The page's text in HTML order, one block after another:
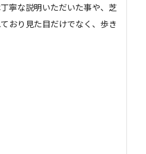
寧な説明いただいた事や、芝
おり見た目だけでなく、歩き